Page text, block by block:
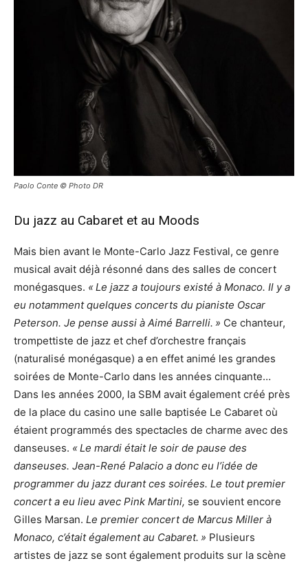
Paolo Conte © Photo DR
Du jazz au Cabaret et au Moods
Mais bien avant le Monte-Carlo Jazz Festival, ce genre
musical avait déjà résonné dans des salles de concert
monégasques. « Le jazz a toujours existé à Monaco. Il y a
eu notamment quelques concerts du pianiste Oscar
Peterson. Je pense aussi à Aimé Barrelli. » Ce chanteur,
trompettiste de jazz et chef d’orchestre français
(naturalisé monégasque) a en effet animé les grandes
soirées de Monte-Carlo dans les années cinquante…
Dans les années 2000, la SBM avait également créé près
de la place du casino une salle baptisée Le Cabaret où
étaient programmés des spectacles de charme avec des
danseuses. « Le mardi était le soir de pause des
danseuses. Jean-René Palacio a donc eu l’idée de
programmer du jazz durant ces soirées. Le tout premier
concert a eu lieu avec Pink Martini, se souvient encore
Gilles Marsan. Le premier concert de Marcus Miller à
Monaco, c’était également au Cabaret. » Plusieurs
artistes de jazz se sont également produits sur la scène